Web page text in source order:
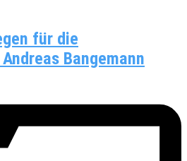
für die
Bangemann